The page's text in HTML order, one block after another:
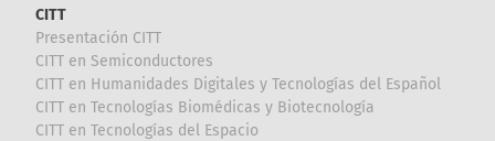
CITT
Presentación CITT
CITT en Semiconductores
CITT en Humanidades Digitales y Tecnologías del Español
CITT en Tecnologías Biomédicas y Biotecnología
CITT en Tecnologías del Espacio